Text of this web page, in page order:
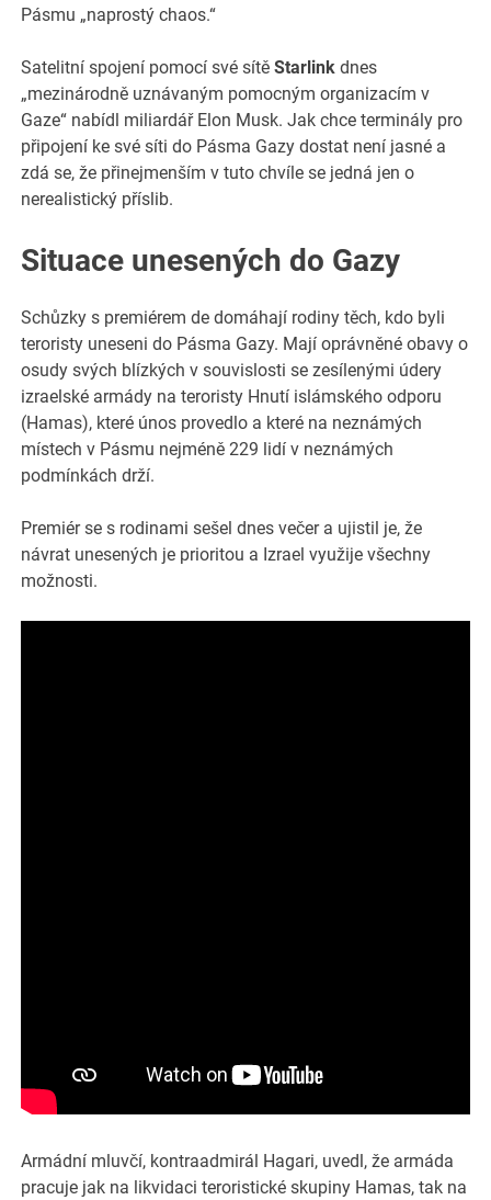
Pásmu „naprostý chaos.“
Satelitní spojení pomocí své sítěStarlink dnes
„mezinárodně uznávaným pomocným organizacím v
Gaze“ nabídl miliardář Elon Musk. Jak chce terminály pro
připojení ke své síti do Pásma Gazy dostat není jasné a
zdá se, že přinejmenším v tuto chvíle se jedná jen o
nerealistický příslib.
Situace unesených do Gazy
Schůzky s premiérem de domáhají rodiny těch, kdo byli
teroristy uneseni do Pásma Gazy. Mají oprávněné obavy o
osudy svých blízkých v souvislosti se zesílenými údery
izraelské armády na teroristy Hnutí islámského odporu
(Hamas), které únos provedlo a které na neznámých
místech v Pásmu nejméně 229 lidí v neznámých
podmínkách drží.
Premiér se s rodinami sešel dnes večer a ujistil je, že
návrat unesených je prioritou a Izrael využije všechny
možnosti.
Armádní mluvčí, kontraadmirál Hagari, uvedl, že armáda
pracuje jak na likvidaci teroristické skupiny Hamas, tak na